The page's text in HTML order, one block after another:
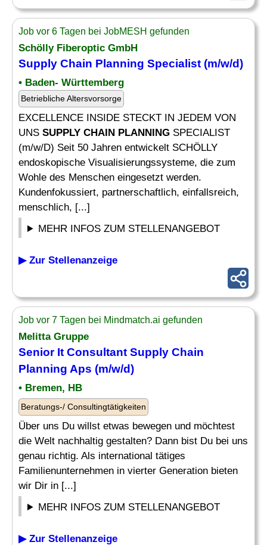
Job vor 6 Tagen bei JobMESH gefunden
Schölly Fiberoptic GmbH
Supply Chain Planning Specialist (m/w/d)
• Baden- Württemberg
Betriebliche Altersvorsorge
EXCELLENCE INSIDE STECKT IN JEDEM VON
UNS SUPPLY CHAIN PLANNING SPECIALIST
(m/w/D) Seit 50 Jahren entwickelt SCHÖLLY
endoskopische Visualisierungssysteme, die zum
Wohle des Menschen eingesetzt werden.
Kundenfokussiert, partnerschaftlich, einfallsreich,
menschlich, [...]
MEHR INFOS ZUM STELLENANGEBOT
▶ Zur Stellenanzeige
Job vor 7 Tagen bei Mindmatch.ai gefunden
Melitta Gruppe
Senior It Consultant Supply Chain
Planning Aps (m/w/d)
• Bremen, HB
Beratungs-/ Consultingtätigkeiten
Über uns Du willst etwas bewegen und möchtest
die Welt nachhaltig gestalten? Dann bist Du bei uns
genau richtig. Als international tätiges
Familienunternehmen in vierter Generation bieten
wir Dir in [...]
MEHR INFOS ZUM STELLENANGEBOT
▶ Zur Stellenanzeige